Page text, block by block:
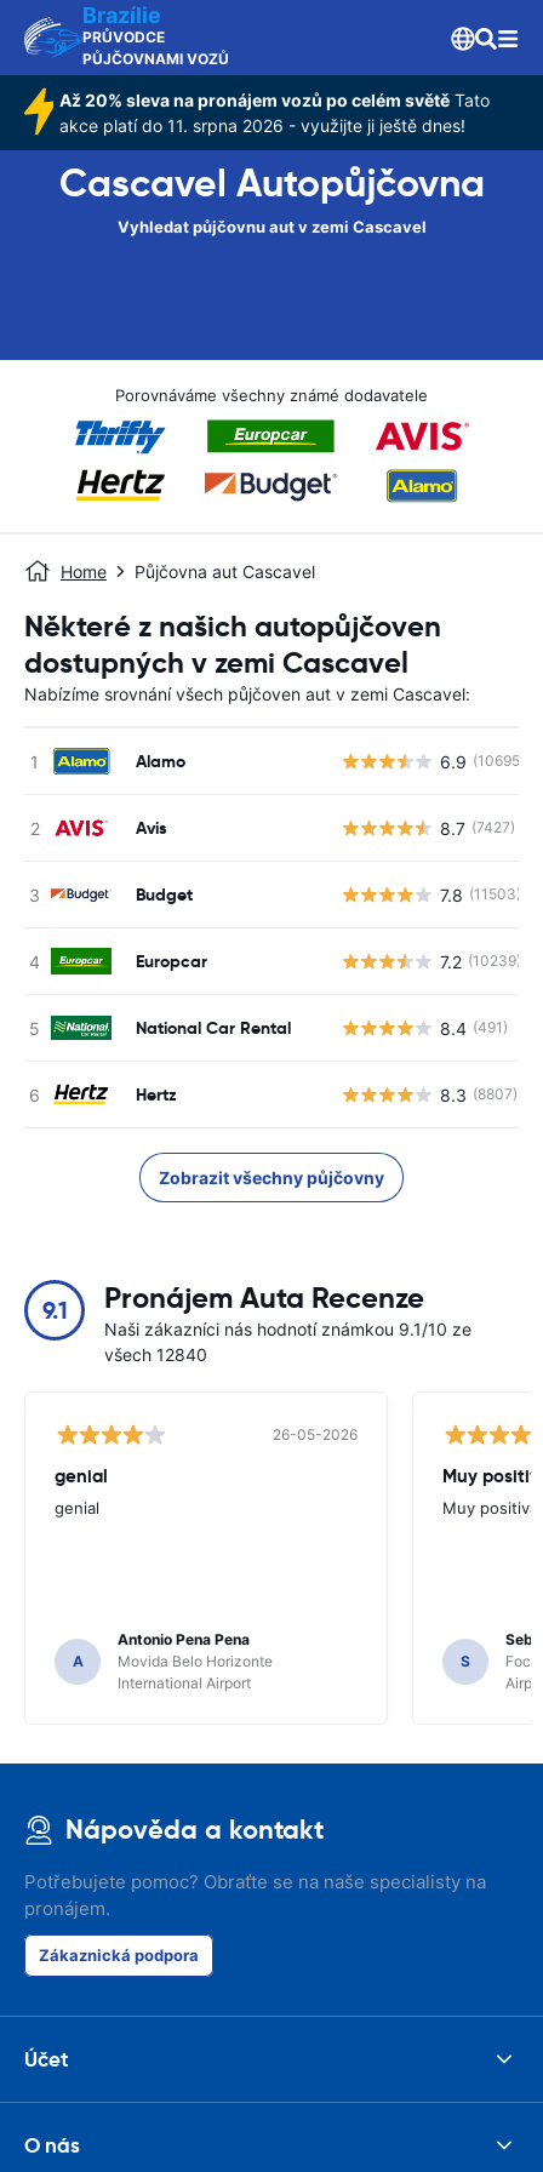
Brazílie
PRŮVODCE
PŮJČOVNAMI VOZŮ
Až 20% sleva na pronájem vozů po celém světě Tato
akce platí do 11. srpna 2026 - využijte ji ještě dnes!
Cascavel Autopůjčovna
Vyhledat půjčovnu aut v zemi Cascavel
Porovnáváme všechny známé dodavatele
Home Půjčovna aut Cascavel
Některé z našich autopůjčoven
dostupných v zemi Cascavel
Nabízíme srovnání všech půjčoven aut v zemi Cascavel:
Alamo 6.9 (10695)
Avis 8.7 (7427)
Budget 7.8 (11503)
Europcar 7.2 (10239)
National Car Rental 8.4 (491)
Hertz 8.3 (8807)
Zobrazit všechny půjčovny
9.1 Pronájem Auta Recenze
Naši zákazníci nás hodnotí známkou 9.1/10 ze
všech 12840
26-05-2026
genial
genial
A
Antonio Pena Pena
Movida Belo Horizonte
International Airport
Muy
Muy positiva
S
Foco
Nápověda a kontakt
Potřebujete pomoc? Obraťte se na naše specialisty na
pronájem.
Zákaznická podpora
Účet
O nás